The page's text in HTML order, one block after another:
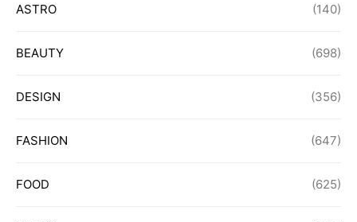
ASTRO (140)
BEAUTY (698)
DESIGN (356)
FASHION (647)
FOOD (625)